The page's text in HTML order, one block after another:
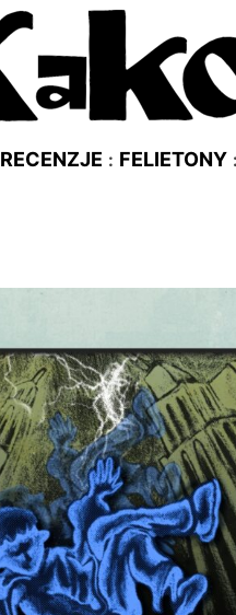
RECENZJE FELIETONY